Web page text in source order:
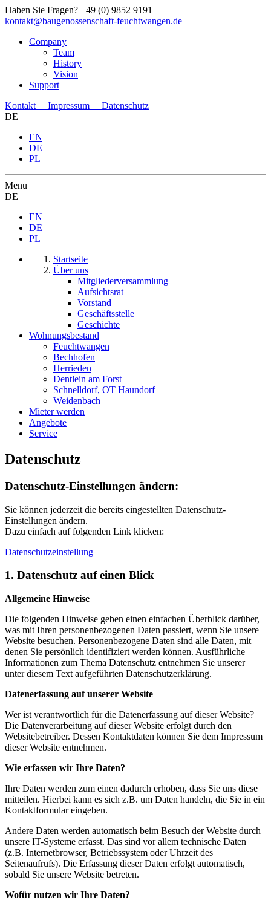
Haben Sie Fragen? +49 (0) 9852 9191
kontakt@baugenossenschaft-feuchtwangen.de
Company
Team
History
Vision
Support
Kontakt Impressum Datenschutz
DE
EN
DE
PL
Menu
DE
EN
DE
PL
Startseite
Über uns
Mitgliederversammlung
Aufsichtsrat
Vorstand
Geschäftsstelle
Geschichte
Wohnungsbestand
Feuchtwangen
Bechhofen
Herrieden
Dentlein am Forst
Schnelldorf, OT Haundorf
Weidenbach
Mieter werden
Angebote
Service
Datenschutz
Datenschutz-Einstellungen ändern:
Sie können jederzeit die bereits eingestellten Datenschutz-
Einstellungen ändern.
Dazu einfach auf folgenden Link klicken:
Datenschutzeinstellung
1. Datenschutz auf einen Blick
Allgemeine Hinweise
Die folgenden Hinweise geben einen einfachen Überblick darüber,
was mit Ihren personenbezogenen Daten passiert, wenn Sie unsere
Website besuchen. Personenbezogene Daten sind alle Daten, mit
denen Sie persönlich identifiziert werden können. Ausführliche
Informationen zum Thema Datenschutz entnehmen Sie unserer
unter diesem Text aufgeführten Datenschutzerklärung.
Datenerfassung auf unserer Website
Wer ist verantwortlich für die Datenerfassung auf dieser Website?
Die Datenverarbeitung auf dieser Website erfolgt durch den
Websitebetreiber. Dessen Kontaktdaten können Sie dem Impressum
dieser Website entnehmen.
Wie erfassen wir Ihre Daten?
Ihre Daten werden zum einen dadurch erhoben, dass Sie uns diese
mitteilen. Hierbei kann es sich z.B. um Daten handeln, die Sie in ein
Kontaktformular eingeben.
Andere Daten werden automatisch beim Besuch der Website durch
unsere IT-Systeme erfasst. Das sind vor allem technische Daten
(z.B. Internetbrowser, Betriebssystem oder Uhrzeit des
Seitenaufrufs). Die Erfassung dieser Daten erfolgt automatisch,
sobald Sie unsere Website betreten.
Wofür nutzen wir Ihre Daten?